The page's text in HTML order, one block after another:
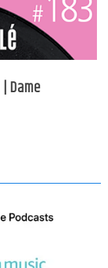
Dame